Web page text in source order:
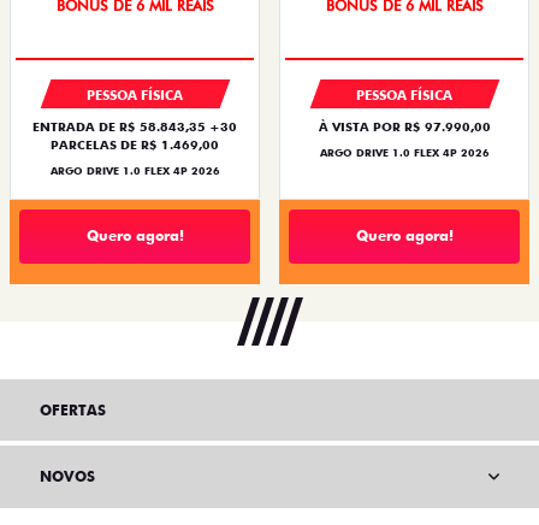
BÔNUS DE 6 MIL REAIS
PESSOA FÍSICA
ENTRADA DE R$ 58.843,35 +30
PARCELAS DE R$ 1.469,00
ARGO DRIVE 1.0 FLEX 4P 2026
Quero agora!
BÔNUS DE 6 MIL REAIS
PESSOA FÍSICA
À VISTA POR R$ 97.990,00
ARGO DRIVE 1.0 FLEX 4P 2026
Quero agora!
OFERTAS
NOVOS